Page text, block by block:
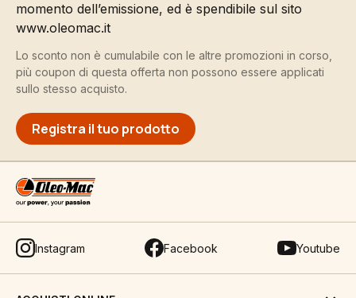
momento dell’emissione, ed è spendibile sul sito
www.oleomac.it
Lo sconto non è cumulabile con le altre promozioni in corso,
più coupon di questa offerta non possono essere applicati
sullo stesso acquisto.
Registra il tuo prodotto
Instagram Facebook Youtube